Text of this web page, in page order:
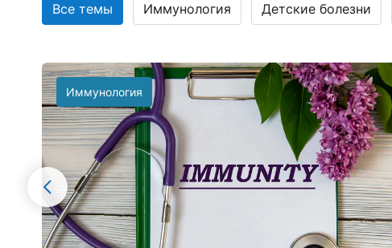
Все темы Иммунология Детские болезни
Иммунология